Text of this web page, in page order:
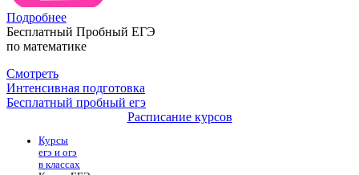
Подробнее
Бесплатный Пробный ЕГЭ
по математике
Смотреть
Интенсивная подготовка
Бесплатный пробный егэ
Расписание курсов
Курсы
егэ и огэ
в классах